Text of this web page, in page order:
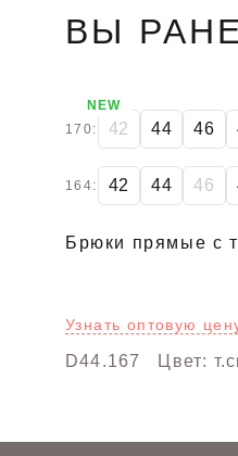
ВЫ
170: 42 44 46
164: 42 44 46
Брюки прямые с
Узнать оптовую
D44.167 Цвет:
NEW